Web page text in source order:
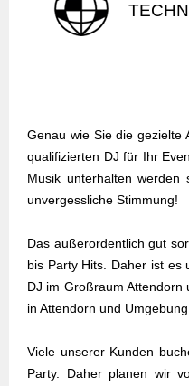
Genau wie Sie die gezielte
qualifizierten DJ für Ihr
Musik unterhalten
unvergessliche Stimmung!
Das außerordentlich gut
bis Party Hits. Daher ist es
DJ im Großraum
in Attendorn und Umgebung.
Viele unserer Kunden
Party. Daher planen wir